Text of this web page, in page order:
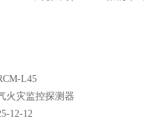
L45
火灾监控探测器
12-12